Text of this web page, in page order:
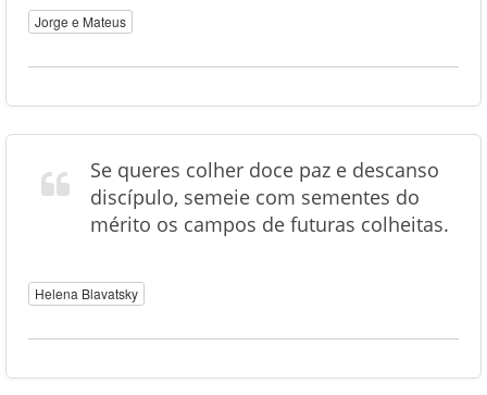
Jorge e Mateus
Se queres colher doce paz e descanso
discípulo, semeie com sementes do
mérito os campos de futuras colheitas.
Helena Blavatsky